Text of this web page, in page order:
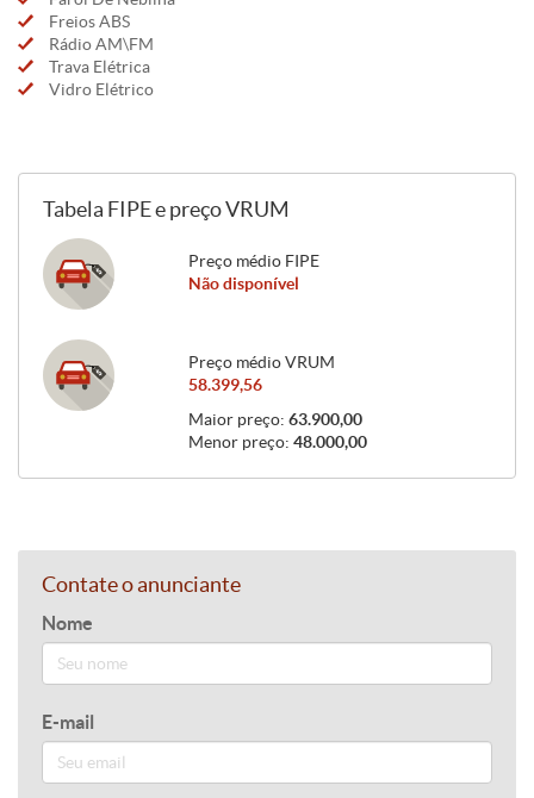
Freios ABS
Rádio AM\FM
Trava Elétrica
Vidro Elétrico
Tabela FIPE e preço VRUM
Preço médio FIPE
Não disponível
Preço médio VRUM
58.399,56
Maior preço: 63.900,00
Menor preço: 48.000,00
Contate o anunciante
Nome
E-mail